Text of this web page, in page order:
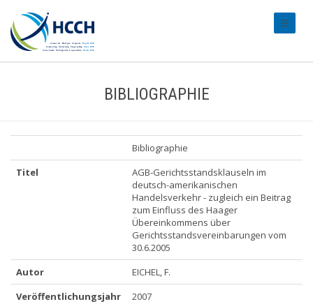
BIBLIOGRAPHIE
Bibliographie
Titel
AGB-Gerichtsstandsklauseln im
deutsch-amerikanischen
Handelsverkehr - zugleich ein Beitrag
zum Einfluss des Haager
Übereinkommens über
Gerichtsstandsvereinbarungen vom
30.6.2005
Autor
EICHEL, F.
Veröffentlichungsjahr
2007